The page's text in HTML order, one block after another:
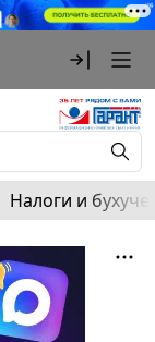
Налоги и